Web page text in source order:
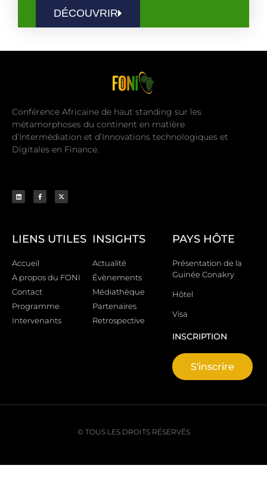
DÉCOUVRIR
Conférence Africaine de haut standing sur les
métamorphoses du continent en matière
d’Intermédiation et d’Innovations technologiques et
Digitales en Finance.
LIENS UTILES
Accueil
A propos du FONI
Contact
Programme
Intervenants
INSIGHTS
Actualité
Évènements
Médiathèque
Partenaires
Retrospective
PAYS HÔTE
Présentation de la
Guinée Conakry
Hôtel
Visa
INSCRIPTION
S'inscrire
© TOUS LES DROITS RÉSERVÉS